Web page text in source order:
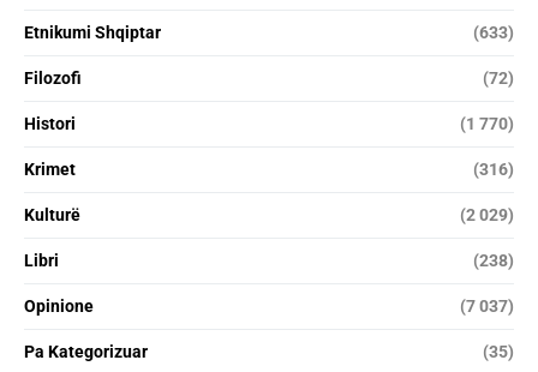
Etnikumi Shqiptar (633)
Filozofi (72)
Histori (1 770)
Krimet (316)
Kulturë (2 029)
Libri (238)
Opinione (7 037)
Pa Kategorizuar (35)